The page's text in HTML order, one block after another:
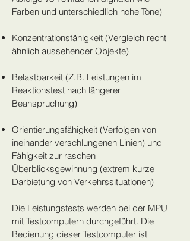
Farben und unterschiedlich hohe Töne)
Konzentrationsfähigkeit (Vergleich recht
ähnlich aussehender Objekte)
Belastbarkeit (Z.B. Leistungen im
Reaktionstest nach längerer
Beanspruchung)
Orientierungsfähigkeit (Verfolgen von
ineinander verschlungenen Linien) und
Fähigkeit zur raschen
Überblicksgewinnung (extrem kurze
Darbietung von Verkehrssituationen)
Die Leistungstests werden bei der MPU
mit Testcomputern durchgeführt. Die
Bedienung dieser Testcomputer ist